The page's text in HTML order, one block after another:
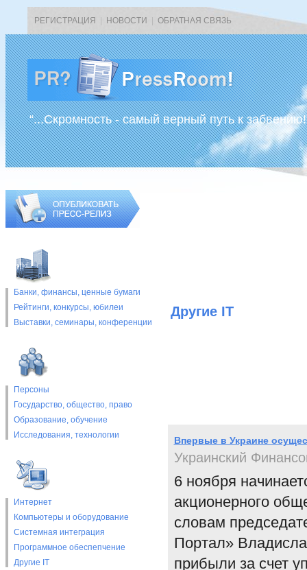
РЕГИСТРАЦИЯ НОВОСТИ ОБРАТНАЯ СВЯЗЬ
“...Скромность - самый верный путь к
Банки, финансы, ценные бумаги
Рейтинги, конкурсы, юбилеи
Выставки, cеминары, конференции
Персоны
Государство, общество, право
Образование, обучение
Исследования, технологии
Интернет
Компьютеры и оборудование
Системная интеграция
Программное обеспепчение
Другие IT
Другие IT
Впервые в Украине
Украинский
6 ноября
акционерного
словам
Портал»
прибыли за счет